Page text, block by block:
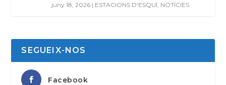
juny 18, 2026 | ESTACIONS D'ESQUÍ NOTÍCIES
SEGUEIX-NOS
Facebook